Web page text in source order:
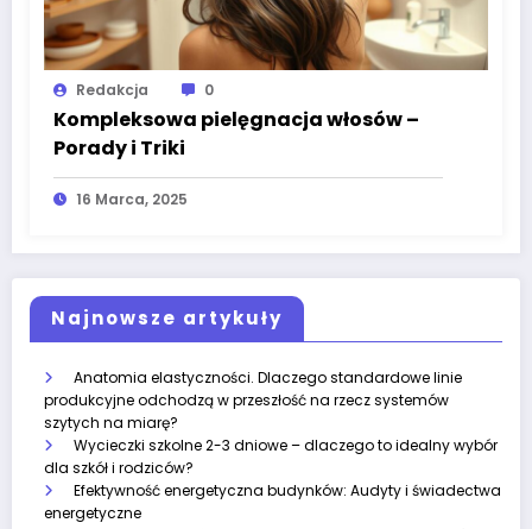
Redakcja 0
Kompleksowa pielęgnacja włosów –
Porady i Triki
16 Marca, 2025
Najnowsze artykuły
Anatomia elastyczności. Dlaczego standardowe linie
produkcyjne odchodzą w przeszłość na rzecz systemów
szytych na miarę?
Wycieczki szkolne 2-3 dniowe – dlaczego to idealny wybór
dla szkół i rodziców?
Efektywność energetyczna budynków: Audyty i świadectwa
energetyczne